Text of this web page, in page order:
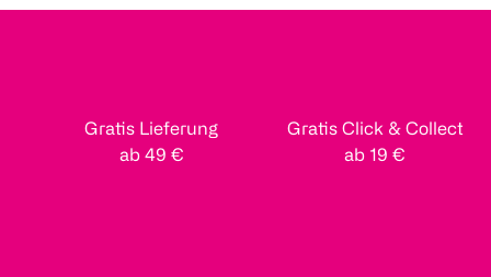
Gratis Lieferung
ab 49 €
Gratis Click & Collect
ab 19 €